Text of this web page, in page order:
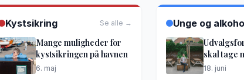
Kystsikring Se alle →
Mange muligheder for
kystsikringen på havnen
6. maj
Unge og
skal tage
18. juni